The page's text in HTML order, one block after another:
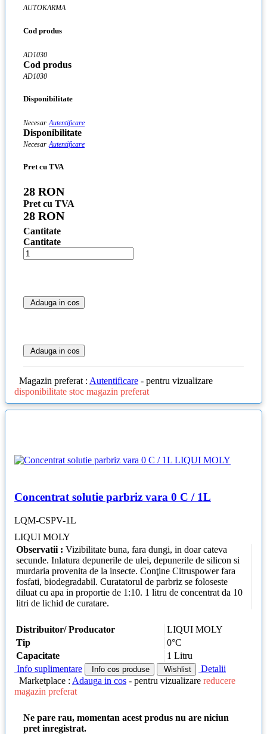
AUTOKARMA
Cod produs
AD1030
Cod produs
AD1030
Disponibilitate
Necesar Autentificare
Disponibilitate
Necesar Autentificare
Pret cu TVA
28 RON
Pret cu TVA
28 RON
Cantitate
Cantitate
Adauga in cos
Adauga in cos
Magazin preferat : Autentificare - pentru vizualizare
disponibilitate stoc magazin preferat
Concentrat solutie parbriz vara 0 C / 1L
LQM-CSPV-1L
LIQUI MOLY
Observatii : Vizibilitate buna, fara dungi, in doar cateva
secunde. Inlatura depunerile de ulei, depunerile de silicon si
murdaria provenita de la insecte. Conţine Citruspower fara
fosfati, biodegradabil. Curatatorul de parbriz se foloseste
diluat cu apa in proportie de 1:10. 1 litru de concentrat da 10
litri de lichid de curatare.
Distribuitor/ Producator
LIQUI MOLY
Tip
0°C
Capacitate
1 Litru
Info suplimentare
Info cos produse Wishlist
Detalii
Marketplace : Adauga in cos - pentru vizualizare reducere
magazin preferat
Ne pare rau, momentan acest produs nu are niciun
pret inregistrat.